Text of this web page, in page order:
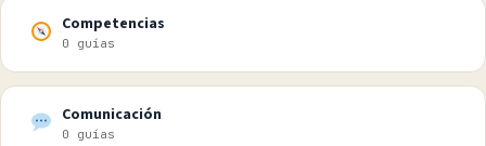
Competencias
0 guías
Comunicación
0 guías